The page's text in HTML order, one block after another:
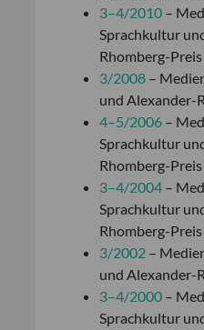
3–4/2010 –
Sprachkultur
Rhomberg-
3/2008 –
und Alexander-
4–5/2006 –
Sprachkultur
Rhomberg-
3–4/2004 –
Sprachkultur
Rhomberg-
3/2002 –
und Alexander-
3–4/2000 –
Sprachkultur